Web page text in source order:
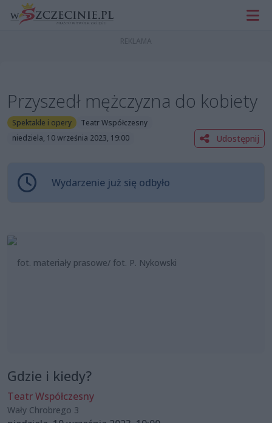
Przyszedł mężczyzna do kobiety
Spektakle i opery
Teatr Współczesny
niedziela, 10 września 2023, 19:00
Udostępnij
Wydarzenie już się odbyło
fot. materiały prasowe/ fot. P. Nykowski
Gdzie i kiedy?
Teatr Współczesny
Wały Chrobrego 3